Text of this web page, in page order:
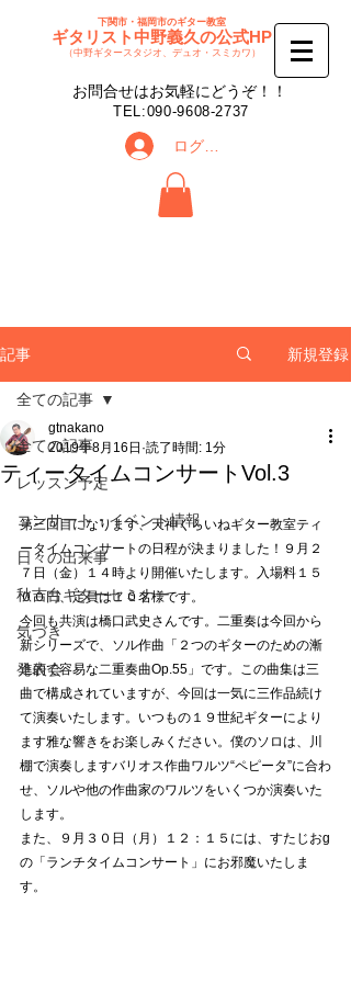
下関市・福岡市のギター教室
ギタリスト中野義久の公式HP
（中野ギタースタジオ、デュオ・スミカワ）
​お問合せはお気軽にどうぞ！！
​TEL:090-9608-2737
ログイン
記事 新規登録
全ての記事
レッスン予定
コンサート・イベント情報
日々の出来事
秋吉台ギターセミナー
気づき
発表会
全ての記事
ティータイムコンサートVol.3
gtnakano
2019年8月16日 読了時間: 1分
第三回目になります、天神くらいねギター教室ティ
ータイムコンサートの日程が決まりました！９月２
７日（金）１４時より開催いたします。入場料１５
００円、定員は１０名様です。
今回も共演は橋口武史さんです。二重奏は今回から
新シリーズで、ソル作曲「２つのギターのための漸
進的で容易な二重奏曲Op.55」です。この曲集は三
曲で構成されていますが、今回は一気に三作品続け
て演奏いたします。いつもの１９世紀ギターにより
ます雅な響きをお楽しみください。僕のソロは、川
棚で演奏しますバリオス作曲ワルツ“ペピータ”に合わ
せ、ソルや他の作曲家のワルツをいくつか演奏いた
します。
また、９月３０日（月）１２：１５には、すたじおg
の「ランチタイムコンサート」にお邪魔いたしま
す。